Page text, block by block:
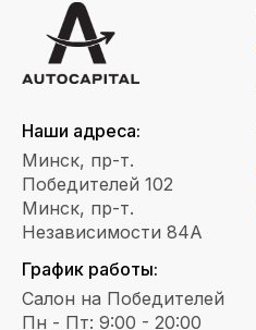
Наши адреса:
Минск, пр-т.
Победителей 102
Минск, пр-т.
Независимости 84А
График работы:
Салон на Победителей
Пн - Пт: 9:00 - 20:00